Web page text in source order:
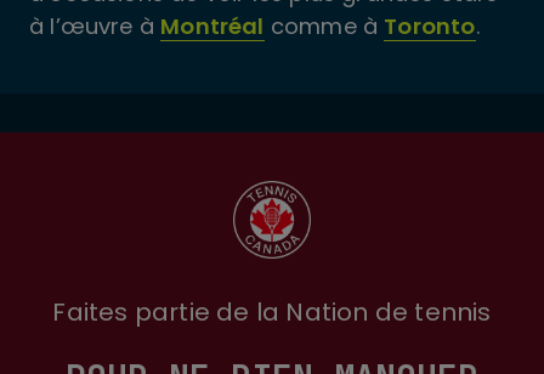
à l’œuvre à Montréal comme à Toronto.
Faites partie de la Nation de tennis